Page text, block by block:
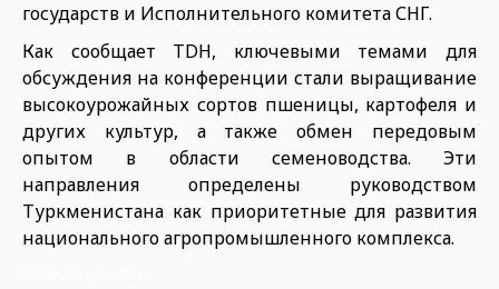
государств и Исполнительного комитета СНГ.
Как сообщает TDH, ключевыми темами для
обсуждения на конференции стали выращивание
высокоурожайных сортов пшеницы, картофеля и
других культур, а также обмен передовым
опытом в области семеноводства. Эти
направления определены руководством
Туркменистана как приоритетные для развития
национального агропромышленного комплекса.